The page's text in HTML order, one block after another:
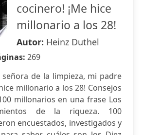
cocinero! ¡Me hice
millonario a los 28!
Autor: Heinz Duthel
269
señora de la limpieza, mi padre
millonario a los 28! Consejos
millonarios en una frase Los
de la riqueza. 100
encuestados, investigados y